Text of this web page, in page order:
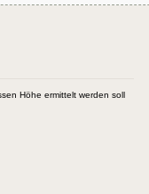
Höhe ermittelt werden soll